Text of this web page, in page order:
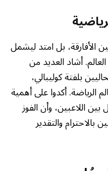
الأفارقة، بل امتد ليشمل
أشاد العديد من
بلفتة كوليبالي،
الرياضة. أكدوا على أهمية
بين اللاعبين، وأن الفوز
والتقدير